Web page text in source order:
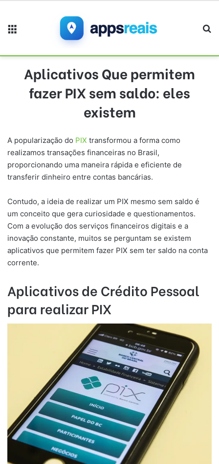
Aplicativos Que permitem
fazer PIX sem saldo: eles
existem
A popularização do PIX transformou a forma como
realizamos transações financeiras no Brasil,
proporcionando uma maneira rápida e eficiente de
transferir dinheiro entre contas bancárias.
Contudo, a ideia de realizar um PIX mesmo sem saldo é
um conceito que gera curiosidade e questionamentos.
Com a evolução dos serviços financeiros digitais e a
inovação constante, muitos se perguntam se existem
aplicativos que permitem fazer PIX sem ter saldo na conta
corrente.
Aplicativos de Crédito Pessoal
para realizar PIX